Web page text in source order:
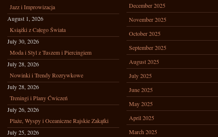
Jazz i Improwizacja
August 1, 2026
Książki z Całego Świata
July 30, 2026
Moda i Styl z Tuszem i Piercingiem
July 28, 2026
Nowinki i Trendy Rozrywkowe
July 28, 2026
Treningi i Plany Ćwiczeń
July 26, 2026
Plaże, Wyspy i Oceaniczne Rajskie Zakątki
July 25, 2026
December 2025
November 2025
October 2025
September 2025
August 2025
July 2025
June 2025
May 2025
April 2025
March 2025